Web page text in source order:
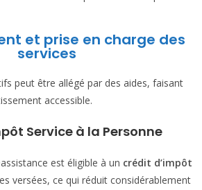
et prise en charge des
services
peut être allégé par des aides, faisant
accessible.
Service à la Personne
est éligible à un crédit d’impôt
versées, ce qui réduit considérablement